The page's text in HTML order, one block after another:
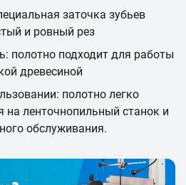
заточка зубьев
и ровный рез
полотно подходит для работы
древесиной
полотно легко
на ленточнопильный станок и
обслуживания.